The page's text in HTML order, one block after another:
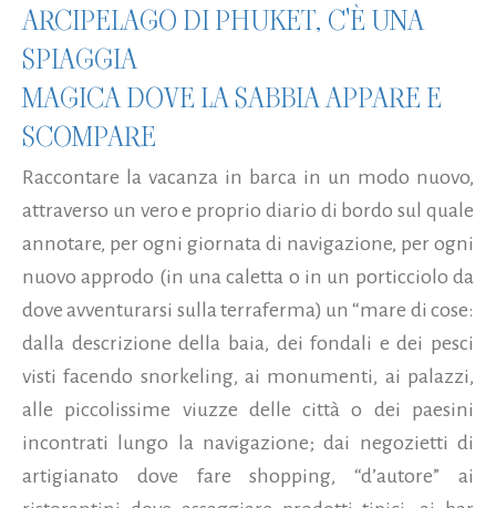
ARCIPELAGO DI PHUKET, C'È UNA
SPIAGGIA
MAGICA DOVE LA SABBIA APPARE E
SCOMPARE
Raccontare la vacanza in barca in un modo nuovo,
attraverso un vero e proprio diario di bordo sul quale
annotare, per ogni giornata di navigazione, per ogni
nuovo approdo (in una caletta o in un porticciolo da
dove avventurarsi sulla terraferma) un “mare di cose:
dalla descrizione della baia, dei fondali e dei pesci
visti facendo snorkeling, ai monumenti, ai palazzi,
alle piccolissime viuzze delle città o dei paesini
incontrati lungo la navigazione; dai negozietti di
artigianato dove fare shopping, “d’autore” ai